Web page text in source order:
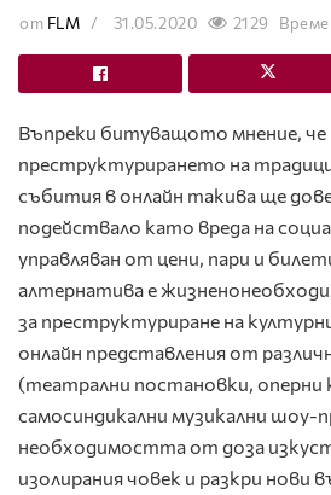
от FLM 31.05.2020 2129 Време
Въпреки битуващото мнение, че
преструктурирането на
събития в онлайн такива ще
подействало като вреда на
управляван от цени, пари и
алтернатива е
за преструктуриране на
онлайн представления от
(театрални постановки, оперни
самосиндикални музикални шоу-
необходимостта от доза
изолирания човек и разкри нови